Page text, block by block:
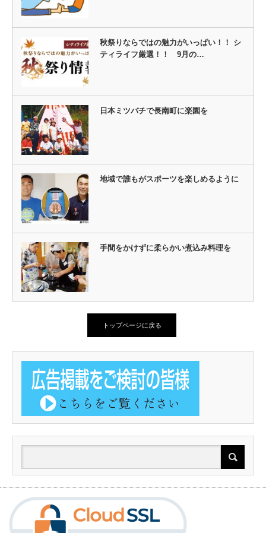
秋祭りならではの魅力がいっぱい！！ シ
ティライフ厳選！！ 9月の…
日本ミツバチで長南町に楽園を
地域で誰もがスポーツを楽しめるように
手間をかけずに柔らかい煮込み料理を
トップページに戻る